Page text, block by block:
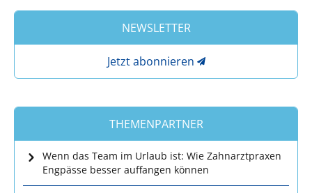
NEWSLETTER
Jetzt abonnieren
THEMENPARTNER
Wenn das Team im Urlaub ist: Wie Zahnarztpraxen
Engpässe besser auffangen können